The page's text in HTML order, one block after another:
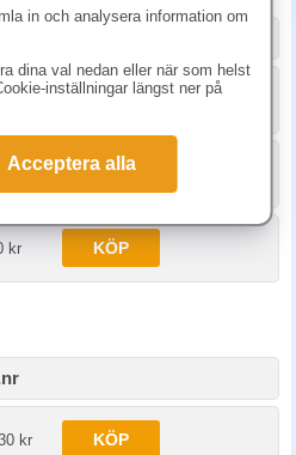
KÖP
kr KÖP
kr KÖP
kr KÖP
in och analysera information om
dina val nedan eller när som helst
inställningar längst ner på
Acceptera alla